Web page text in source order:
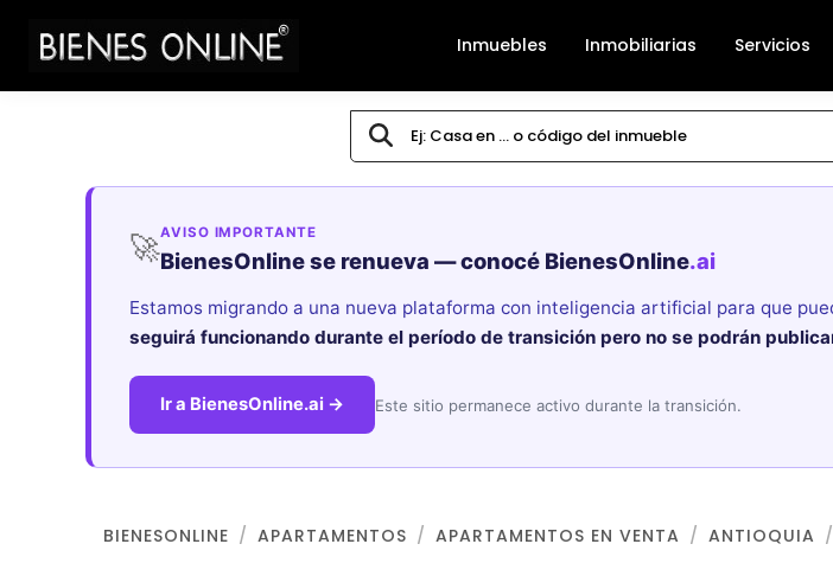
Inmuebles Inmobiliarias Servicios
🚀AVISO IMPORTANTE
BienesOnline se renueva — conocé BienesOnline.ai
Estamos migrando a una nueva plataforma con inteligencia artificial para que
seguirá funcionando durante el período de transición pero no se podrán
Ir a BienesOnline.ai → Este sitio permanece activo durante la transición.
BIENESONLINE APARTAMENTOS APARTAMENTOS EN VENTA ANTIOQUIA